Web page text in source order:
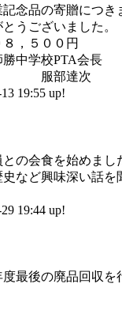
念品の寄贈につき
うございました。
５００円
学校PTA会長
次
19:55 up!
の会食を始めまし
など興味深い話
19:44 up!
最後の廃品回収を